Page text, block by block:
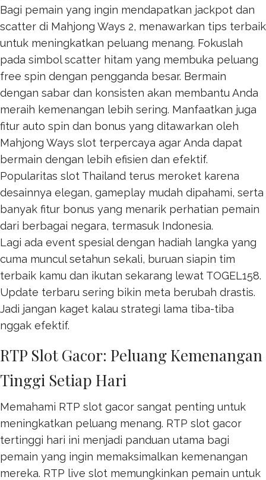
Bagi pemain yang ingin mendapatkan jackpot dan
scatter di Mahjong Ways 2, menawarkan tips terbaik
untuk meningkatkan peluang menang. Fokuslah
pada simbol scatter hitam yang membuka peluang
free spin dengan pengganda besar. Bermain
dengan sabar dan konsisten akan membantu Anda
meraih kemenangan lebih sering. Manfaatkan juga
fitur auto spin dan bonus yang ditawarkan oleh
Mahjong Ways slot terpercaya agar Anda dapat
bermain dengan lebih efisien dan efektif.
Popularitas slot Thailand terus meroket karena
desainnya elegan, gameplay mudah dipahami, serta
banyak fitur bonus yang menarik perhatian pemain
dari berbagai negara, termasuk Indonesia.
Lagi ada event spesial dengan hadiah langka yang
cuma muncul setahun sekali, buruan siapin tim
terbaik kamu dan ikutan sekarang lewat TOGEL158.
Update terbaru sering bikin meta berubah drastis.
Jadi jangan kaget kalau strategi lama tiba-tiba
nggak efektif.
RTP Slot Gacor: Peluang Kemenangan
Tinggi Setiap Hari
Memahami RTP slot gacor sangat penting untuk
meningkatkan peluang menang. RTP slot gacor
tertinggi hari ini menjadi panduan utama bagi
pemain yang ingin memaksimalkan kemenangan
mereka. RTP live slot memungkinkan pemain untuk